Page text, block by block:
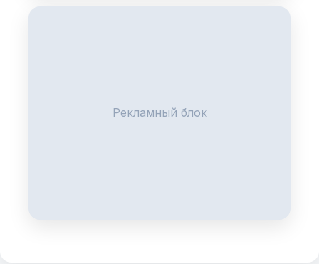
Рекламный блок